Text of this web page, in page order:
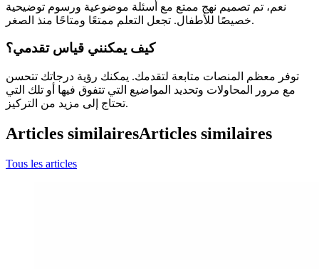
نعم، تم تصميم نهج ممتع مع أسئلة موضوعية ورسوم توضيحية
خصيصًا للأطفال. تجعل التعلم ممتعًا ومتاحًا منذ الصغر.
كيف يمكنني قياس تقدمي؟
توفر معظم المنصات متابعة لتقدمك. يمكنك رؤية درجاتك تتحسن
مع مرور المحاولات وتحديد المواضيع التي تتفوق فيها أو تلك التي
تحتاج إلى مزيد من التركيز.
Articles similairesArticles similaires
Tous les articles